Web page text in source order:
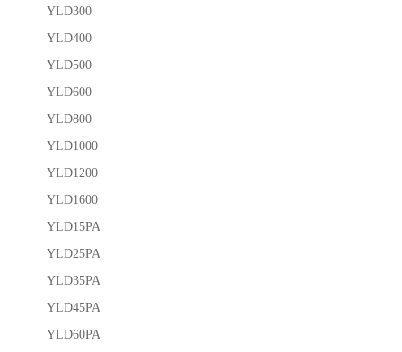
YLD300
YLD400
YLD500
YLD600
YLD800
YLD1000
YLD1200
YLD1600
YLD15PA
YLD25PA
YLD35PA
YLD45PA
YLD60PA